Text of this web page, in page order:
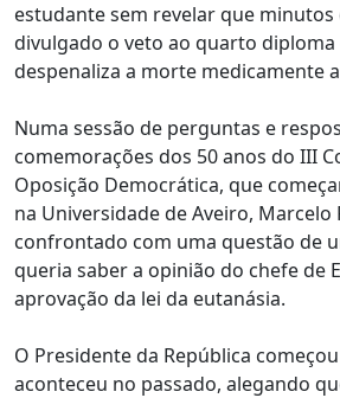
estudante sem revelar que
divulgado o veto ao quarto
despenaliza a morte medicamente
Numa sessão de perguntas e
comemorações dos 50 anos do III
Oposição Democrática, que
na Universidade de Aveiro, Marcelo
confrontado com uma questão de
queria saber a opinião do chefe de
aprovação da lei da eutanásia.
O Presidente da República
aconteceu no passado, alegando